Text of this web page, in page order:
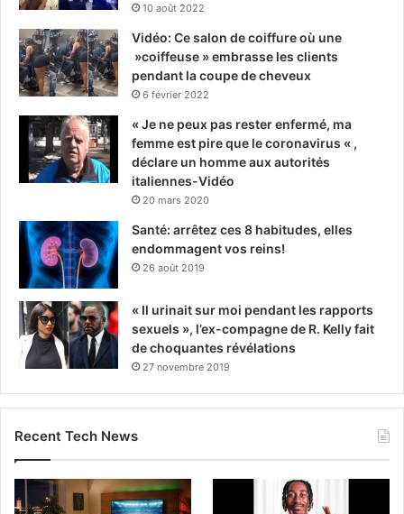
10 août 2022
Vidéo: Ce salon de coiffure où une
»coiffeuse » embrasse les clients
pendant la coupe de cheveux
6 février 2022
« Je ne peux pas rester enfermé, ma
femme est pire que le coronavirus « ,
déclare un homme aux autorités
italiennes-Vidéo
20 mars 2020
Santé: arrêtez ces 8 habitudes, elles
endommagent vos reins!
26 août 2019
« Il urinait sur moi pendant les rapports
sexuels », l’ex-compagne de R. Kelly fait
de choquantes révélations
27 novembre 2019
Recent Tech News